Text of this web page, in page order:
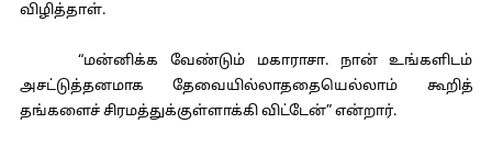
விழித்தாள்.
“மன்னிக்க வேண்டும் மகாராசா. நான் உங்களிடம்
அசட்டுத்தனமாக தேவையில்லாததையெல்லாம் கூறித்
தங்களைச் சிரமத்துக்குள்ளாக்கி விட்டேன்” என்றார்.